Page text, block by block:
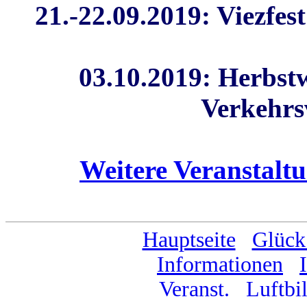
21.-22.09.2019:
03.10.2019:
Weitere
Hauptseite
Informationen
Veranst.